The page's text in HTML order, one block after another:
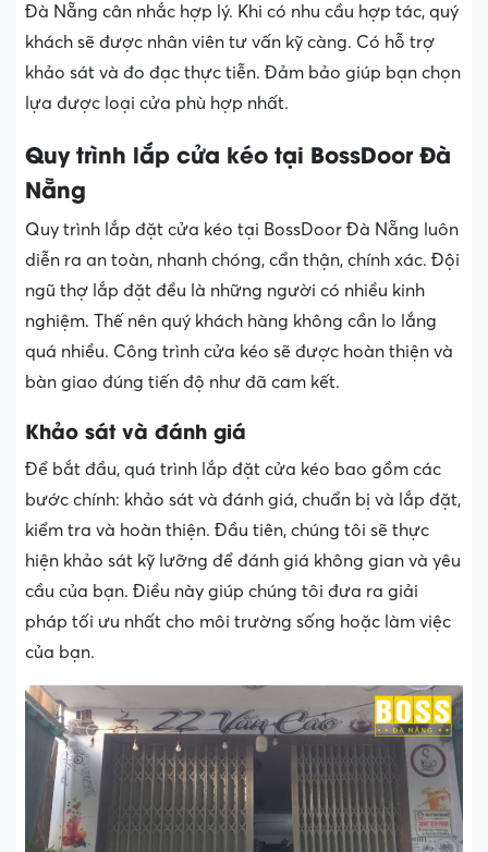
Đà Nẵng cân nhắc hợp lý. Khi có nhu cầu hợp tác, quý
khách sẽ được nhân viên tư vấn kỹ càng. Có hỗ trợ
khảo sát và đo đạc thực tiễn. Đảm bảo giúp bạn chọn
lựa được loại cửa phù hợp nhất.
Quy trình lắp cửa kéo tại BossDoor Đà
Nẵng
Quy trình lắp đặt cửa kéo tại BossDoor Đà Nẵng luôn
diễn ra an toàn, nhanh chóng, cẩn thận, chính xác. Đội
ngũ thợ lắp đặt đều là những người có nhiều kinh
nghiệm. Thế nên quý khách hàng không cần lo lắng
quá nhiều. Công trình cửa kéo sẽ được hoàn thiện và
bàn giao đúng tiến độ như đã cam kết.
Khảo sát và đánh giá
Để bắt đầu, quá trình lắp đặt cửa kéo bao gồm các
bước chính: khảo sát và đánh giá, chuẩn bị và lắp đặt,
kiểm tra và hoàn thiện. Đầu tiên, chúng tôi sẽ thực
hiện khảo sát kỹ lưỡng để đánh giá không gian và yêu
cầu của bạn. Điều này giúp chúng tôi đưa ra giải
pháp tối ưu nhất cho môi trường sống hoặc làm việc
của bạn.